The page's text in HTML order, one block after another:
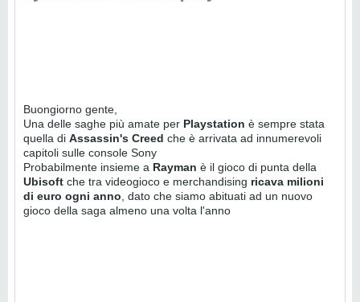
Buongiorno gente,
Una delle saghe più amate per Playstation è sempre stata
quella di Assassin's Creed che è arrivata ad innumerevoli
capitoli sulle console Sony
Probabilmente insieme a Rayman è il gioco di punta della
Ubisoft che tra videogioco e merchandising ricava milioni
di euro ogni anno , dato che siamo abituati ad un nuovo
gioco della saga almeno una volta l'anno